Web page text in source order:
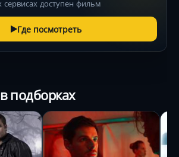
сервисах доступен фильм
Где посмотреть
подборках